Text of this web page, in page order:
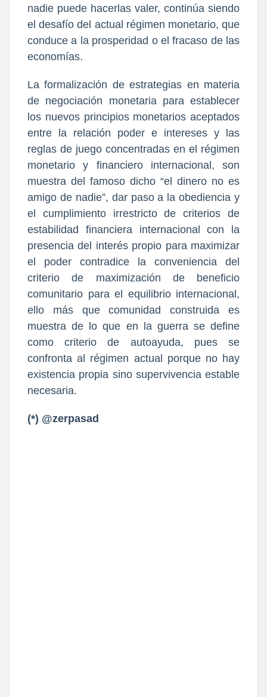
nadie puede hacerlas valer, continúa siendo
el desafío del actual régimen monetario, que
conduce a la prosperidad o el fracaso de las
economías.
La formalización de estrategias en materia
de negociación monetaria para establecer
los nuevos principios monetarios aceptados
entre la relación poder e intereses y las
reglas de juego concentradas en el régimen
monetario y financiero internacional, son
muestra del famoso dicho “el dinero no es
amigo de nadie”, dar paso a la obediencia y
el cumplimiento irrestricto de criterios de
estabilidad financiera internacional con la
presencia del interés propio para maximizar
el poder contradice la conveniencia del
criterio de maximización de beneficio
comunitario para el equilibrio internacional,
ello más que comunidad construida es
muestra de lo que en la guerra se define
como criterio de autoayuda, pues se
confronta al régimen actual porque no hay
existencia propia sino supervivencia estable
necesaria.
(*) @zerpasad